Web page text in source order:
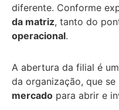
diferente. Conforme
da matriz, tanto do
operacional.
A abertura da filial é
da organização, que se
mercado para abrir e